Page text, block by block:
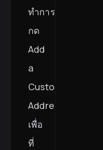
ทำการ
กด
Add
a
Custom
Address
เพื่อ
ที่